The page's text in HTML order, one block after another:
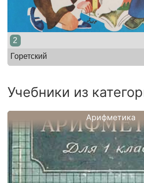
2
Горетский
Учебники из
Арифметика